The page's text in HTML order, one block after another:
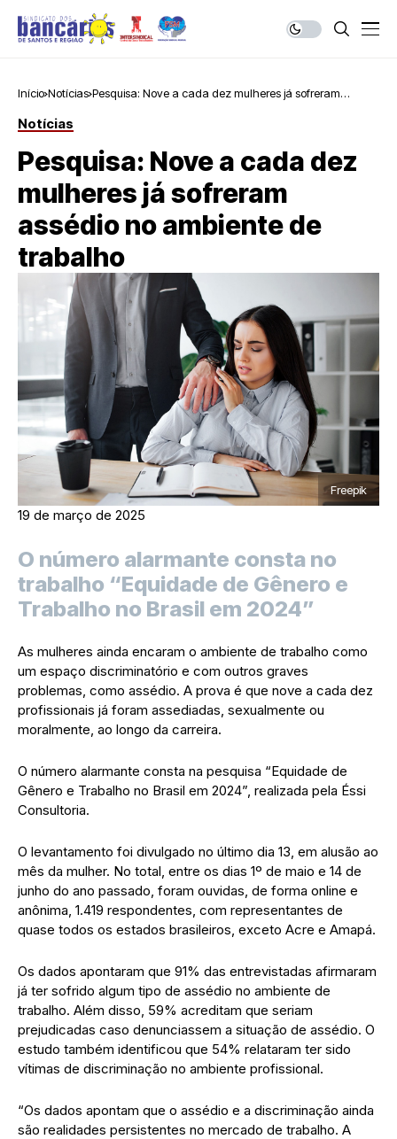
Início Notícias Pesquisa: Nove a cada dez mulheres já sofreram
Notícias
Pesquisa: Nove a cada dez
mulheres já sofreram
assédio no ambiente de
trabalho
Freepik
19 de março de 2025
O número alarmante consta no
trabalho “Equidade de Gênero e
Trabalho no Brasil em 2024”
As mulheres ainda encaram o ambiente de trabalho como
um espaço discriminatório e com outros graves
problemas, como assédio. A prova é que nove a cada dez
profissionais já foram assediadas, sexualmente ou
moralmente, ao longo da carreira.
O número alarmante consta na pesquisa “Equidade de
Gênero e Trabalho no Brasil em 2024”, realizada pela Éssi
Consultoria.
O levantamento foi divulgado no último dia 13, em alusão ao
mês da mulher. No total, entre os dias 1º de maio e 14 de
junho do ano passado, foram ouvidas, de forma online e
anônima, 1.419 respondentes, com representantes de
quase todos os estados brasileiros, exceto Acre e Amapá.
Os dados apontaram que 91% das entrevistadas afirmaram
já ter sofrido algum tipo de assédio no ambiente de
trabalho. Além disso, 59% acreditam que seriam
prejudicadas caso denunciassem a situação de assédio. O
estudo também identificou que 54% relataram ter sido
vítimas de discriminação no ambiente profissional.
“Os dados apontam que o assédio e a discriminação ainda
são realidades persistentes no mercado de trabalho. A